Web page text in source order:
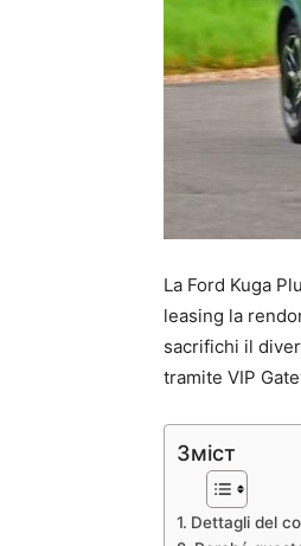
La Ford Kuga
leasing la
sacrifichi il
tramite VIP
Зміст
Dettagli del